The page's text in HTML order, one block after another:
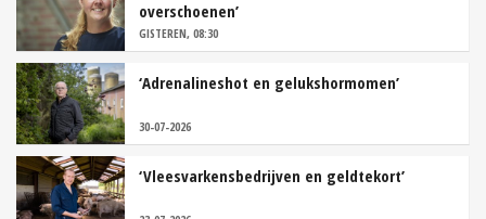
overschoenen’
GISTEREN, 08:30
‘Adrenalineshot en gelukshormomen’
30-07-2026
‘Vleesvarkensbedrijven en geldtekort’